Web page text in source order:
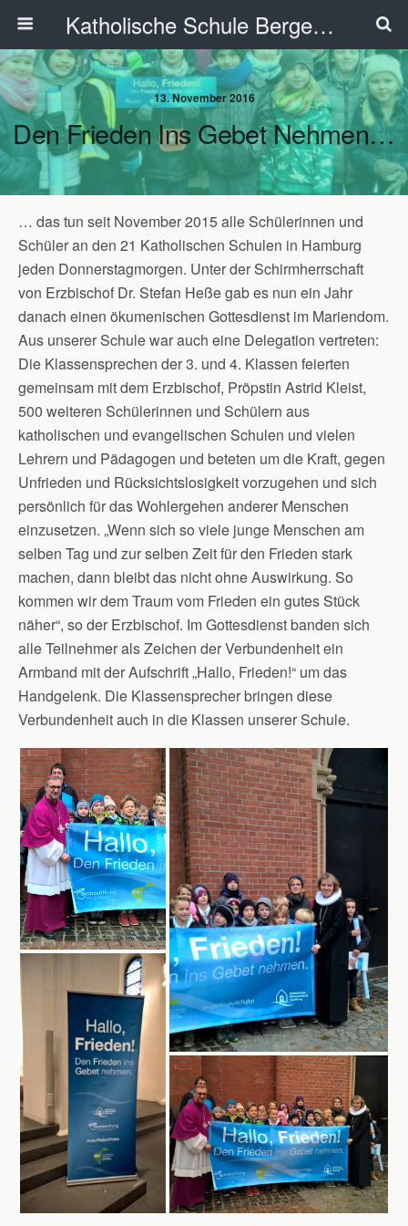
Katholische Schule Bergedorf
13. November 2016
Den Frieden Ins Gebet Nehmen…
… das tun seit November 2015 alle Schülerinnen und
Schüler an den 21 Katholischen Schulen in Hamburg
jeden Donnerstagmorgen. Unter der Schirmherrschaft
von Erzbischof Dr. Stefan Heße gab es nun ein Jahr
danach einen ökumenischen Gottesdienst im Mariendom.
Aus unserer Schule war auch eine Delegation vertreten:
Die Klassensprechen der 3. und 4. Klassen feierten
gemeinsam mit dem Erzbischof, Pröpstin Astrid Kleist,
500 weiteren Schülerinnen und Schülern aus
katholischen und evangelischen Schulen und vielen
Lehrern und Pädagogen und beteten um die Kraft, gegen
Unfrieden und Rücksichtslosigkeit vorzugehen und sich
persönlich für das Wohlergehen anderer Menschen
einzusetzen. „Wenn sich so viele junge Menschen am
selben Tag und zur selben Zeit für den Frieden stark
machen, dann bleibt das nicht ohne Auswirkung. So
kommen wir dem Traum vom Frieden ein gutes Stück
näher“, so der Erzbischof. Im Gottesdienst banden sich
alle Teilnehmer als Zeichen der Verbundenheit ein
Armband mit der Aufschrift „Hallo, Frieden!“ um das
Handgelenk. Die Klassensprecher bringen diese
Verbundenheit auch in die Klassen unserer Schule.